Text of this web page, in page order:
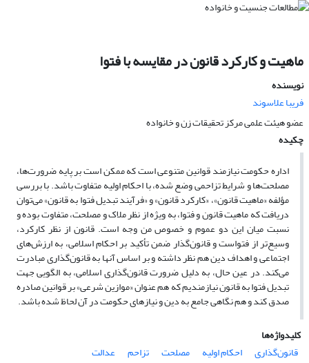
ماهیت و کارکرد قانون در مقایسه با فتوا
نویسنده
فریبا علاسوند
عضو هیئت علمی مرکز تحقیقات زن و خانواده
چکیده
اداره حکومت نیازمند قوانین متنوعی است که ممکن است بر پایه ضرورت‌ها،
مصلحت‌ها و شرایط تزاحمی وضع شده، با احکام اولیه متفاوت باشد. با بررسی
مؤلفه «ماهیت قانون»، «کارکرد قانون» و «فرآیند تبدیل فتوا به قانون» می‌توان
دریافت که ماهیت قانون و فتوا، به ویژه از نظر ملاک و مصلحت، متفاوت بوده و
نسبت میان این دو عموم و خصوص من وجه است. قانون از نظر کارکرد،
وسیع‌تر از فتواست و قانون‌گذار ضمن تأکید بر احکام اسلامی، به ارزش‌های
اجتماعی و اهداف دین هم نظر داشته و بر اساس آنها به قانون‌‌گذاری مبادرت
می‌کند. در عین حال، به دلیل ضرورت قانون‌گذاری اسلامی، به الگویی جهت
تبدیل فتوا به قانون نیازمندیم که هم عنوان «موازین شرعی» بر قوانین صادره‌
صدق کند و هم نگاهی جامع به دین و نیازهای حکومت در آن لحاظ شده باشد.
کلیدواژه‌ها
قانون‌گذاری
احکام اولیه مصلحت تزاحم
عدالت